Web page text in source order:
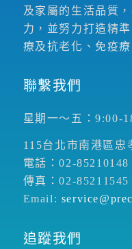
及家屬的生活品質
力，並努力打造精
療及抗老化、免疫
聯繫我們
星期一～五：9:00-
115台北市南港區忠
電話：02-85210148
傳真：02-85211545
Email:
追蹤我們